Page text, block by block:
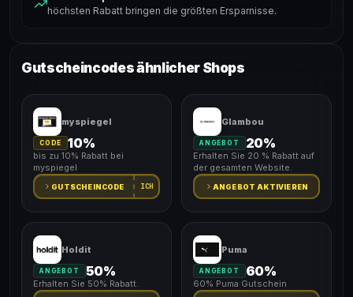
höchsten Rabatt bringen die größten Ersparnisse.
Gutscheincodes ähnlicher Shops
myspiegel
CODE 10%
bis zu 10% Rabatt bei
myspiegel
GUTSCHEINCODE ICH
Glambou
ANGEBOT 20%
Erhalten Sie 20 % Rabatt auf
der gesamten Website.
ANGEBOT AKTIVIEREN
Holdit
ANGEBOT 50%
Erhalten Sie 50% Rabatt.
Puma
ANGEBOT 60%
60% Puma Gutschein